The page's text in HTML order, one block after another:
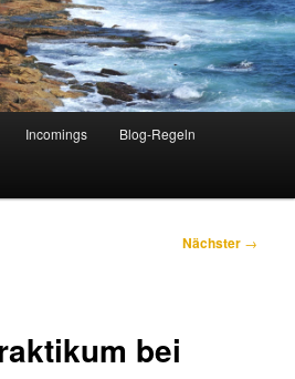
Incomings Blog-Regeln
Nächster →
bei